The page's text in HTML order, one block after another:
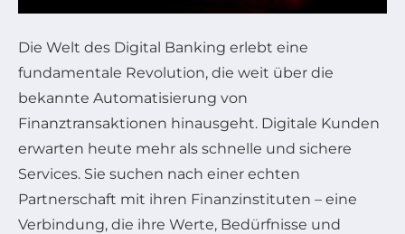
Die Welt des Digital Banking erlebt eine
fundamentale Revolution, die weit über die
bekannte Automatisierung von
Finanztransaktionen hinausgeht. Digitale Kunden
erwarten heute mehr als schnelle und sichere
Services. Sie suchen nach einer echten
Partnerschaft mit ihren Finanzinstituten – eine
Verbindung, die ihre Werte, Bedürfnisse und